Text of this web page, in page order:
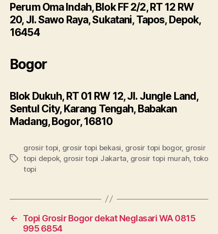
Perum Oma Indah, Blok FF 2/2, RT 12 RW
20, Jl. Sawo Raya, Sukatani, Tapos, Depok,
16454
Bogor
Blok Dukuh, RT 01 RW 12, Jl. Jungle Land,
Sentul City, Karang Tengah, Babakan
Madang, Bogor, 16810
Tags
grosir topi grosir topi bekasi grosir topi bogor, grosir
topi depok, grosir topi Jakarta grosir topi murah toko
topi
←
Topi Grosir Bogor dekat Neglasari WA 0815
995 6854